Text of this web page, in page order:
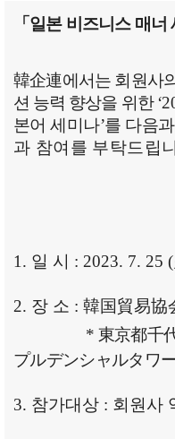
沿革
事業
定款
組織
貿易
東京
支部
ウェ
セシ
·特
検
スト
会
総覧
お
「일본 비즈니스 매
韓企連에서는 회원사의
션 능력 향상을 위한
본어 세미나’를 다음
과 참여를 부탁드립
1. 일 시 : 2023. 7. 25 (
2. 장 소 : 韓国貿易協
* 東京都千
プルデンシャルタワ
3. 참가대상 : 회원사